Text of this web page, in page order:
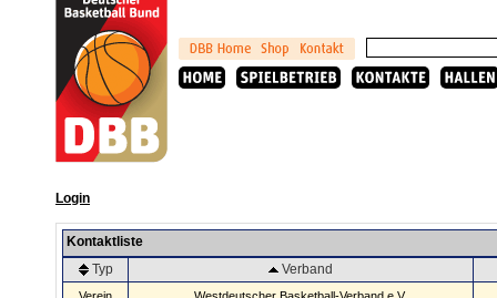
Login
Kontaktliste
Typ
Verband